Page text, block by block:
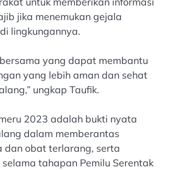
jika menemukan gejala
lingkungannya.
yang dapat membantu
yang lebih aman dan sehat
ungkap Taufik.
2023 adalah bukti nyata
dalam memberantas
dan obat terlarang, serta
tahapan Pemilu Serentak